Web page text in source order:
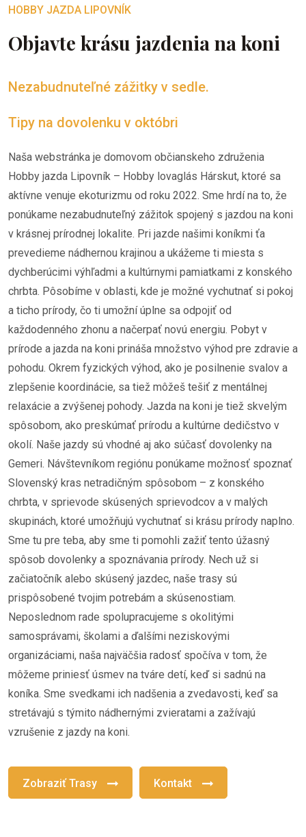
HOBBY JAZDA LIPOVNÍK
Objavte krásu jazdenia na koni
Nezabudnuteľné zážitky v sedle.
Tipy na dovolenku v októbri
Naša webstránka je domovom občianskeho združenia
Hobby jazda Lipovník – Hobby lovaglás Hárskut, ktoré sa
aktívne venuje ekoturizmu od roku 2022. Sme hrdí na to, že
ponúkame nezabudnuteľný zážitok spojený s jazdou na koni
v krásnej prírodnej lokalite. Pri jazde našimi koníkmi ťa
prevedieme nádhernou krajinou a ukážeme ti miesta s
dychberúcimi výhľadmi a kultúrnymi pamiatkami z konského
chrbta. Pôsobíme v oblasti, kde je možné vychutnať si pokoj
a ticho prírody, čo ti umožní úplne sa odpojiť od
každodenného zhonu a načerpať novú energiu. Pobyt v
prírode a jazda na koni prináša množstvo výhod pre zdravie a
pohodu. Okrem fyzických výhod, ako je posilnenie svalov a
zlepšenie koordinácie, sa tiež môžeš tešiť z mentálnej
relaxácie a zvýšenej pohody. Jazda na koni je tiež skvelým
spôsobom, ako preskúmať prírodu a kultúrne dedičstvo v
okolí. Naše jazdy sú vhodné aj ako súčasť dovolenky na
Gemeri. Návštevníkom regiónu ponúkame možnosť spoznať
Slovenský kras netradičným spôsobom – z konského
chrbta, v sprievode skúsených sprievodcov a v malých
skupinách, ktoré umožňujú vychutnať si krásu prírody naplno.
Sme tu pre teba, aby sme ti pomohli zažiť tento úžasný
spôsob dovolenky a spoznávania prírody. Nech už si
začiatočník alebo skúsený jazdec, naše trasy sú
prispôsobené tvojim potrebám a skúsenostiam.
Neposlednom rade spolupracujeme s okolitými
samosprávami, školami a ďalšími neziskovými
organizáciami, naša najväčšia radosť spočíva v tom, že
môžeme priniesť úsmev na tváre detí, keď si sadnú na
koníka. Sme svedkami ich nadšenia a zvedavosti, keď sa
stretávajú s týmito nádhernými zvieratami a zažívajú
vzrušenie z jazdy na koni.
Zobraziť Trasy Kontakt